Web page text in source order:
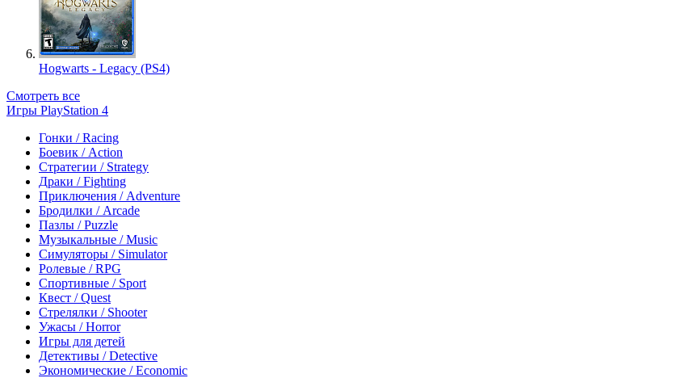
Hogwarts - Legacy (PS4)
Смотреть все
Игры PlayStation 4
Гонки / Racing
Боевик / Action
Стратегии / Strategy
Драки / Fighting
Приключения / Adventure
Бродилки / Arcade
Пазлы / Puzzle
Музыкальные / Music
Симуляторы / Simulator
Ролевые / RPG
Спортивные / Sport
Квест / Quest
Стрелялки / Shooter
Ужасы / Horror
Игры для детей
Детективы / Detective
Экономические / Economic